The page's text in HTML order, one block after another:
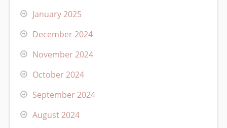
January 2025
December 2024
November 2024
October 2024
September 2024
August 2024